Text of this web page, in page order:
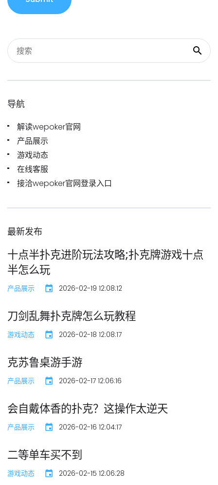
导航
解读wepoker官网
产品展示
游戏动态
在线客服
接洽wepoker官网登录入口
最新发布
十点半扑克进阶玩法攻略;扑克牌游戏十点
半怎么玩
产品展示 2026-02-19 12:08:12
刀剑乱舞扑克牌怎么玩教程
游戏动态 2026-02-18 12:08:17
克苏鲁桌游手游
产品展示 2026-02-17 12:06:16
会自戴体香的扑克？这操作太逆天
产品展示 2026-02-16 12:04:17
二等单车买不到
游戏动态 2026-02-15 12:06:28